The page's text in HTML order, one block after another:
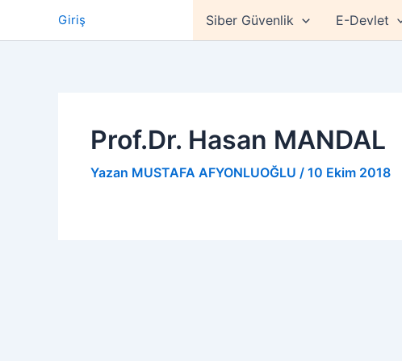
Giriş Siber Güvenlik E-Devlet
Prof.Dr. Hasan MANDAL
Yazan MUSTAFA AFYONLUOĞLU / 10 Ekim 2018